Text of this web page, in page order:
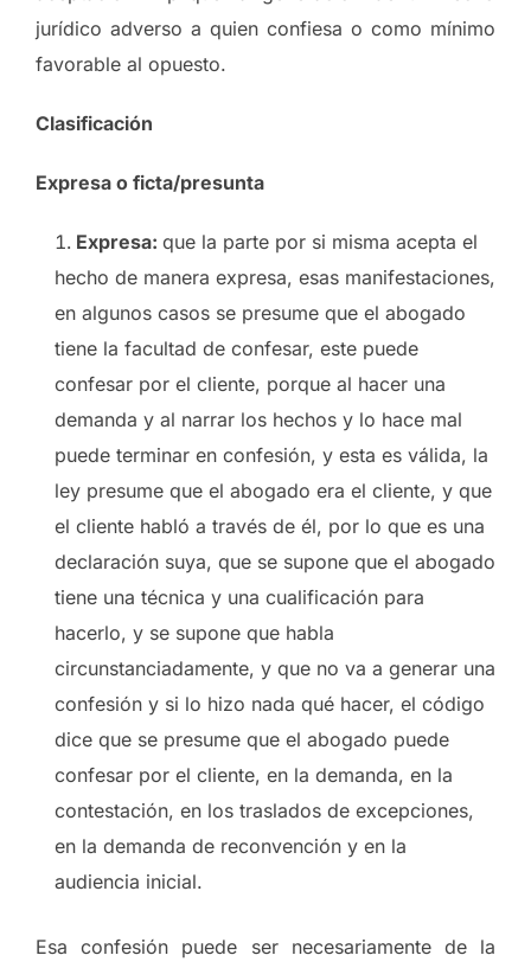
jurídico adverso a quien confiesa o como mínimo
favorable al opuesto.
Clasificación
Expresa o ficta/presunta
Expresa: que la parte por si misma acepta el
hecho de manera expresa, esas manifestaciones,
en algunos casos se presume que el abogado
tiene la facultad de confesar, este puede
confesar por el cliente, porque al hacer una
demanda y al narrar los hechos y lo hace mal
puede terminar en confesión, y esta es válida, la
ley presume que el abogado era el cliente, y que
el cliente habló a través de él, por lo que es una
declaración suya, que se supone que el abogado
tiene una técnica y una cualificación para
hacerlo, y se supone que habla
circunstanciadamente, y que no va a generar una
confesión y si lo hizo nada qué hacer, el código
dice que se presume que el abogado puede
confesar por el cliente, en la demanda, en la
contestación, en los traslados de excepciones,
en la demanda de reconvención y en la
audiencia inicial.
Esa confesión puede ser necesariamente de la